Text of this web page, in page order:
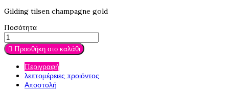
Gilding tilsen champagne gold
Ποσότητα
 Προσθήκη στο καλάθι
Περιγραφή
λεπτομέρειες προιόντος
Αποστολή